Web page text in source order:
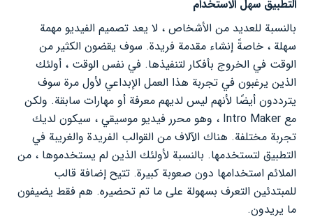
التطبيق سهل الاستخدام
بالنسبة للعديد من الأشخاص ، لا يعد تصميم الفيديو مهمة
سهلة ، خاصةً إنشاء مقدمة فريدة. سوف يقضون الكثير من
الوقت في الخروج بأفكار لتنفيذها. في نفس الوقت ، أولئك
الذين يرغبون في تجربة هذا العمل الإبداعي لأول مرة سوف
يترددون أيضًا لأنهم ليس لديهم معرفة أو مهارات سابقة. ولكن
مع Intro Maker ، وهو محرر فيديو موسيقي ، سيكون لديك
تجربة مختلفة. هناك الآلاف من القوالب الفريدة والغريبة في
التطبيق لتستخدمها. بالنسبة لأولئك الذين لم يستخدموها ، من
الملائم استخدامها دون صعوبة كبيرة. تتيح إضافة قالب
للمبتدئين التعرف بسهولة على ما تم تحضيره. هم فقط يضيفون
ما يريدون.